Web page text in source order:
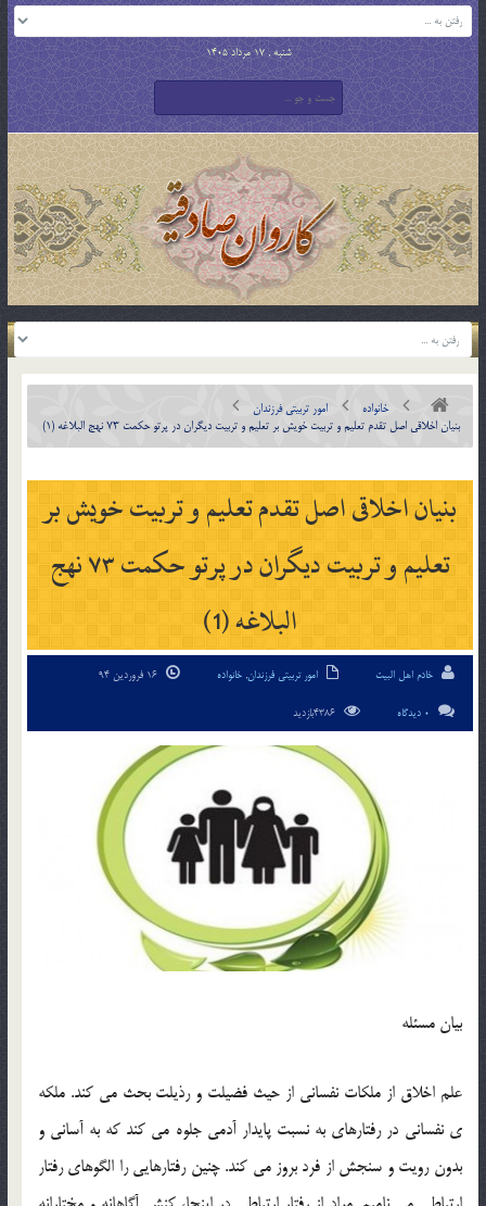
شنبه , 17 مرداد 1405
خانواده
امور تربیتی فرزندان
بنیان اخلاقی اصل تقدم تعلیم و تربیت خویش بر تعلیم و تربیت دیگران در پرتو حکمت ۷۳ نهج البلاغه (1)
بنیان اخلاقی اصل تقدم تعلیم و تربیت خویش بر
تعلیم و تربیت دیگران در پرتو حکمت ۷۳ نهج
البلاغه (1)
خادم اهل البیت امور تربیتی فرزندان, خانواده
0 دیدگاه
بيان مسئله
علم اخلاق از ملکات نفساني از حيث فضيلت و رذيلت بحث مي کند. ملکه
ي نفساني در رفتارهاي به نسبت پايدار آدمي جلوه مي کند که به آساني و
بدون رويت و سنجش از فرد بروز مي کند. چنين رفتارهايي را الگوهاي رفتار